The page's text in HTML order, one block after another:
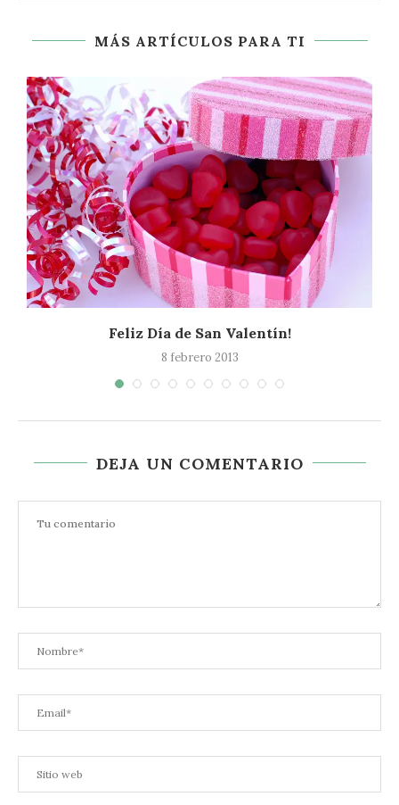
MÁS ARTÍCULOS PARA TI
Feliz Día de San Valentín!
8 febrero 2013
DEJA UN COMENTARIO